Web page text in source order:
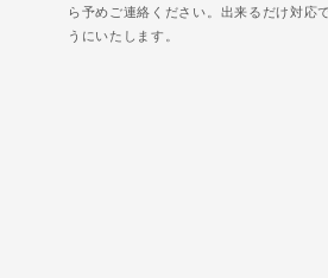
ら予めご連絡ください。出来るだけ対応
うにいたします。